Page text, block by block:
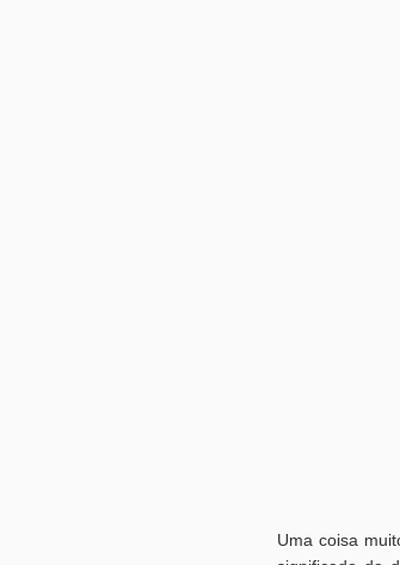
Uma coisa